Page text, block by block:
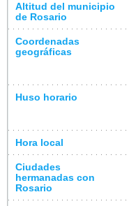
Altitud del municipio
de Rosario
Coordenadas
geográficas
Huso horario
Hora local
Ciudades
hermanadas con
Rosario